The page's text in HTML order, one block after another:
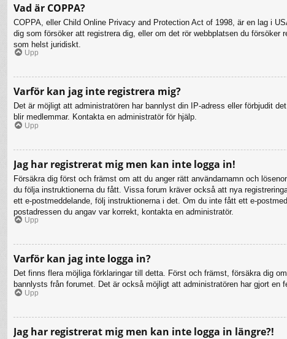
Vad är COPPA?
COPPA, eller Child Online Privacy and Protection Act of 1998, är en lag i
dig som försöker att registrera dig, eller om det rör webbplatsen du
som helst juridiskt.
Upp
Varför kan jag inte registrera mig?
Det är möjligt att administratören har bannlyst din IP-adress eller förbjudit
blir medlemmar. Kontakta en administratör för hjälp.
Upp
Jag har registrerat mig men kan inte logga in!
Försäkra dig först och främst om att du anger rätt användarnamn och
du följa instruktionerna du fått. Vissa forum kräver också att nya
ett e-postmeddelande, följ instruktionerna i det. Om du inte fått ett e-
postadressen du angav var korrekt, kontakta en administratör.
Upp
Varför kan jag inte logga in?
Det finns flera möjliga förklaringar till detta. Först och främst, försäkra dig
bannlysts från forumet. Det är också möjligt att administratören har gjort en
Upp
Jag har registrerat mig men kan inte logga in längre?!